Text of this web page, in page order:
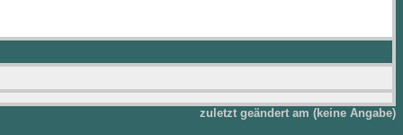
zuletzt geändert am (keine Angabe)